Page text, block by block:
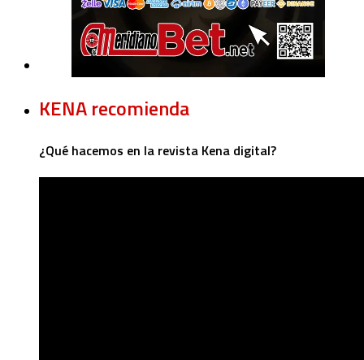
KENA recomienda
¿Qué hacemos en la revista Kena digital?